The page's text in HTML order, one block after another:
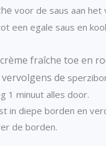
voor de saus aan het
een egale saus en
crème fraîche toe en
de
1 minuut alles door.
in diepe borden en
de borden.